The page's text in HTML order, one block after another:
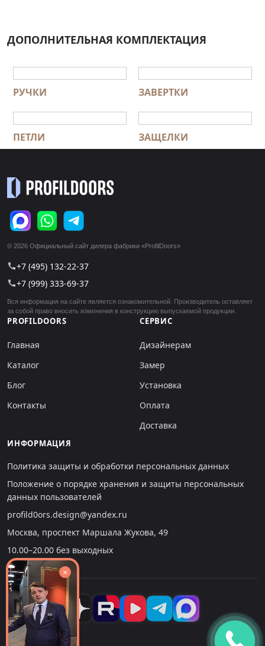
ДОПОЛНИТЕЛЬНАЯ КОМПЛЕКТАЦИЯ
РУЧКИ ЗАВЕРТКИ
ПЕТЛИ ЗАЩЕЛКИ
© 2026 Официальный сайт дилера фабрики «ProfilDoors»
call+7 (495) 132-22-37
call+7 (999) 333-69-37
Вся информация на сайте является ознакомительной. Производитель оставляет
за собой право вносить изменения в конструкцию выпускаемой продукции.
PROFILDOORS
Главная
Каталог
Блог
Контакты
СЕРВИС
Дизайнерам
Замер
Установка
Оплата
Доставка
ИНФОРМАЦИЯ
Политика защиты и обработки персональных данных
Положение о порядке хранения и защиты персональных
данных пользователей
profild0ors.design@yandex.ru
Москва, проспект Маршала Жукова, 49
10.00–20.00 без выходных
×